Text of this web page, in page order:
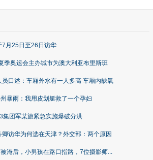
7月25日至26日访华
季奥运会主办城市为澳大利亚布里斯班
员口述：车厢外水有一人多高 车厢内缺氧
暴雨：我用皮划艇救了一个孕妇
集团军某旅紧急实施爆破分洪
访华为何选在天津？外交部：两个原因
淹后，小男孩在路口指路，7位摄影师...